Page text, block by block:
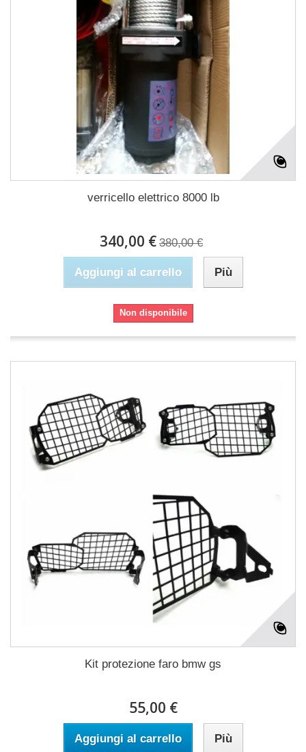
verricello elettrico 8000 lb
340,00 € 380,00 €
Aggiungi al carrello Più
Non disponibile
Kit protezione faro bmw gs
55,00 €
Aggiungi al carrello Più